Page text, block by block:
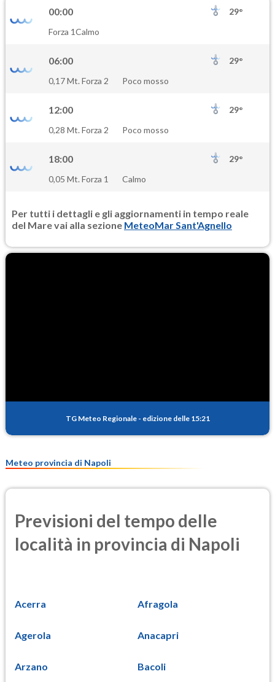
00:00
29°
Forza 1Calmo
06:00
29°
0,17 Mt. Forza 2
Poco mosso
12:00
29°
0,28 Mt. Forza 2
Poco mosso
18:00
29°
0,05 Mt. Forza 1
Calmo
Per tutti i dettagli e gli aggiornamenti in tempo reale
del Mare vai alla sezione MeteoMar Sant'Agnello
TG Meteo Regionale - edizione delle 15:21
Meteo provincia di Napoli
Previsioni del tempo delle
località in provincia di Napoli
Acerra Afragola
Agerola Anacapri
Arzano Bacoli